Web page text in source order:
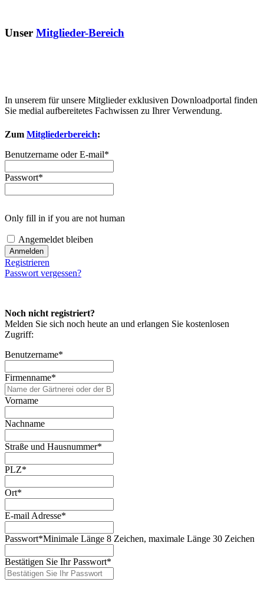
Unser Mitglieder-Bereich
In unserem für unsere Mitglieder exklusiven Downloadportal finden
Sie medial aufbereitetes Fachwissen zu Ihrer Verwendung.
Zum Mitgliederbereich:
Benutzername oder E-mail*
Passwort*
Only fill in if you are not human
Angemeldet bleiben
Registrieren
Passwort vergessen?
Noch nicht registriert?
Melden Sie sich noch heute an und erlangen Sie kostenlosen
Zugriff:
Benutzername*
Firmenname*
Vorname
Nachname
Straße und Hausnummer*
PLZ*
Ort*
E-mail Adresse*
Passwort*Minimale Länge 8 Zeichen, maximale Länge 30 Zeichen
Bestätigen Sie Ihr Passwort*